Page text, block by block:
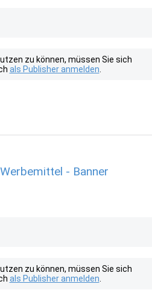
zu können, müssen Sie sich
als Publisher anmelden
- Banner
zu können, müssen Sie sich
als Publisher anmelden